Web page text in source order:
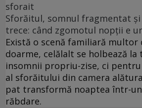
sforait
Sforăitul, somnul fragmentat și
trece: când zgomotul nopții e
Există o scenă familiară multor
doarme, celălalt se holbează la
insomnii propriu-zise, ci
al sforăitului din camera
pat transformă noaptea într-
răbdare.